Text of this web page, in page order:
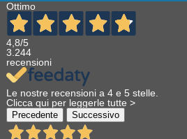
Ottimo
4,8/5
3.244
recensioni
Le nostre recensioni a 4 e 5 stelle.
Clicca qui per leggerle tutte >
Precedente Successivo